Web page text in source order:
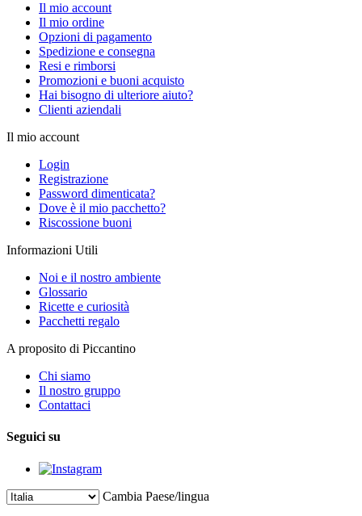
Il mio account
Il mio ordine
Opzioni di pagamento
Spedizione e consegna
Resi e rimborsi
Promozioni e buoni acquisto
Hai bisogno di ulteriore aiuto?
Clienti aziendali
Il mio account
Login
Registrazione
Password dimenticata?
Dove è il mio pacchetto?
Riscossione buoni
Informazioni Utili
Noi e il nostro ambiente
Glossario
Ricette e curiosità
Pacchetti regalo
A proposito di Piccantino
Chi siamo
Il nostro gruppo
Contattaci
Seguici su
Cambia Paese/lingua